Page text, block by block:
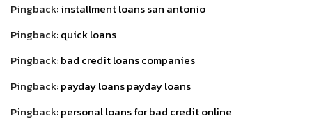
Pingback:installment loans san antonio
Pingback:quick loans
Pingback:bad credit loans companies
Pingback:payday loans payday loans
Pingback:personal loans for bad credit online